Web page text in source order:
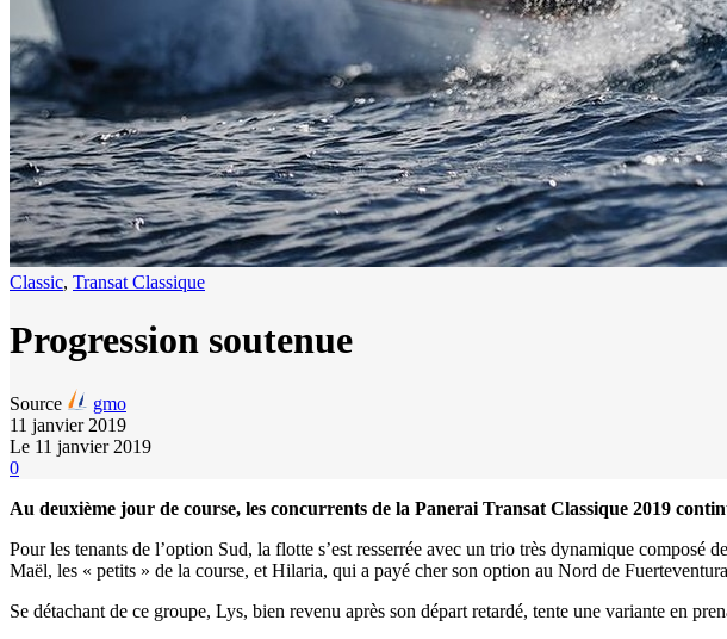
13
0
Classic, Transat Classique
Progression soutenue
Source
gmo
11 janvier 2019
Le 11 janvier 2019
0
Au deuxième jour de course, les concurrents de la Panerai Transat Classique 2019
Pour les tenants de l’option Sud, la flotte s’est resserrée avec un trio très dynamique
Maël, les « petits » de la course, et Hilaria, qui a payé cher son option au Nord de
Se détachant de ce groupe, Lys, bien revenu après son départ retardé, tente une variante en